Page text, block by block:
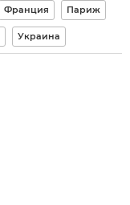
Франция Париж
Украина